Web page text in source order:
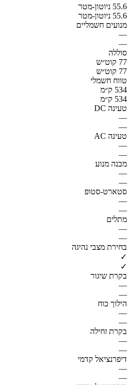
55.6 ניוטון-מטר
55.6 ניוטון-מטר
מנועים חשמליים
—
—
סוללה
77 קוט״ש
77 קוט״ש
טווח חשמלי
534 ק״מ
534 ק״מ
טעינה DC
—
—
טעינה AC
—
—
מבנה מנוע
—
—
סטארט-סטופ
—
—
מתלים
—
—
בחירת מצבי נהיגה
✓
✓
בקרת שיגור
—
—
הילוך כוח
—
—
בקרת זחילה
—
—
דיפרנציאל קדמי
—
—